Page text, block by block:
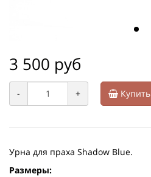
3 500 руб
- + Купить
Урна для праха Shadow Blue.
Размеры: